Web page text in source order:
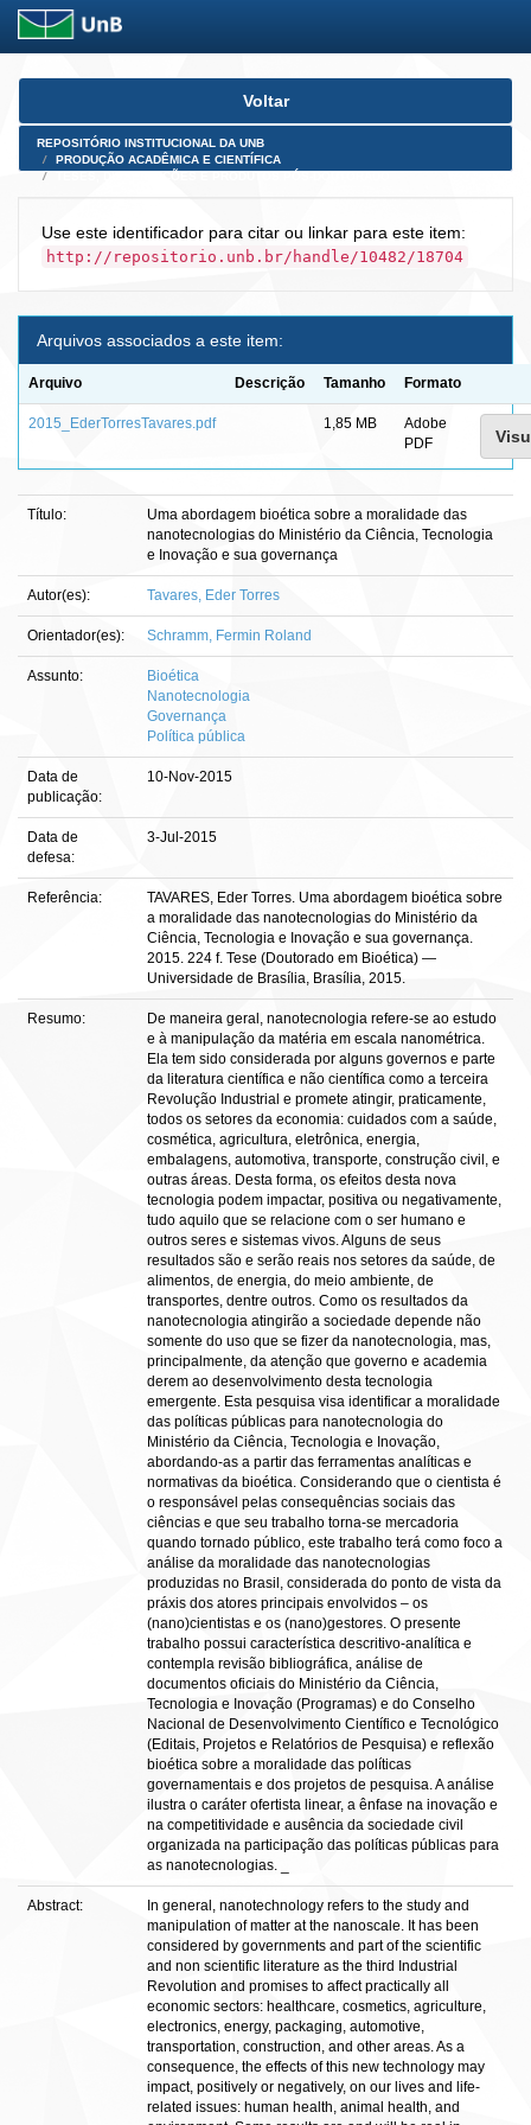
Skip
Voltar
REPOSITÓRIO INSTITUCIONAL DA UNB
PRODUÇÃO ACADÊMICA E CIENTÍFICA
Use este identificador para citar ou linkar para este item:
http://repositorio.unb.br/handle/10482/18704
Arquivos associados a este item:
Arquivo Descrição Tamanho Formato
2015_EderTorresTavares.pdf 1,85 MB
Adobe
PDF
Título:
Uma abordagem bioética sobre a moralidade das
nanotecnologias do Ministério da Ciência, Tecnologia
e Inovação e sua governança
Autor(es): Tavares, Eder Torres
Orientador(es): Schramm, Fermin Roland
Assunto:
Bioética
Nanotecnologia
Governança
Política pública
Data de
publicação:
10-Nov-2015
Data de
defesa:
3-Jul-2015
Referência:
TAVARES, Eder Torres. Uma abordagem bioética sobre
a moralidade das nanotecnologias do Ministério da
Ciência, Tecnologia e Inovação e sua governança.
2015. 224 f. Tese (Doutorado em Bioética) —
Universidade de Brasília, Brasília, 2015.
Resumo:
De maneira geral, nanotecnologia refere-se ao estudo
e à manipulação da matéria em escala nanométrica.
Ela tem sido considerada por alguns governos e parte
da literatura científica e não científica como a terceira
Revolução Industrial e promete atingir, praticamente,
todos os setores da economia: cuidados com a saúde,
cosmética, agricultura, eletrônica, energia,
embalagens, automotiva, transporte, construção civil, e
outras áreas. Desta forma, os efeitos desta nova
tecnologia podem impactar, positiva ou negativamente,
tudo aquilo que se relacione com o ser humano e
outros seres e sistemas vivos. Alguns de seus
resultados são e serão reais nos setores da saúde, de
alimentos, de energia, do meio ambiente, de
transportes, dentre outros. Como os resultados da
nanotecnologia atingirão a sociedade depende não
somente do uso que se fizer da nanotecnologia, mas,
principalmente, da atenção que governo e academia
derem ao desenvolvimento desta tecnologia
emergente. Esta pesquisa visa identificar a moralidade
das políticas públicas para nanotecnologia do
Ministério da Ciência, Tecnologia e Inovação,
abordando-as a partir das ferramentas analíticas e
normativas da bioética. Considerando que o cientista é
o responsável pelas consequências sociais das
ciências e que seu trabalho torna-se mercadoria
quando tornado público, este trabalho terá como foco a
análise da moralidade das nanotecnologias
produzidas no Brasil, considerada do ponto de vista da
práxis dos atores principais envolvidos – os
(nano)cientistas e os (nano)gestores. O presente
trabalho possui característica descritivo-analítica e
contempla revisão bibliográfica, análise de
documentos oficiais do Ministério da Ciência,
Tecnologia e Inovação (Programas) e do Conselho
Nacional de Desenvolvimento Científico e Tecnológico
(Editais, Projetos e Relatórios de Pesquisa) e reflexão
bioética sobre a moralidade das políticas
governamentais e dos projetos de pesquisa. A análise
ilustra o caráter ofertista linear, a ênfase na inovação e
na competitividade e ausência da sociedade civil
organizada na participação das políticas públicas para
as nanotecnologias. _
Abstract:
In general, nanotechnology refers to the study and
manipulation of matter at the nanoscale. It has been
considered by governments and part of the scientific
and non scientific literature as the third Industrial
Revolution and promises to affect practically all
economic sectors: healthcare, cosmetics, agriculture,
electronics, energy, packaging, automotive,
transportation, construction, and other areas. As a
consequence, the effects of this new technology may
impact, positively or negatively, on our lives and life-
related issues: human health, animal health, and